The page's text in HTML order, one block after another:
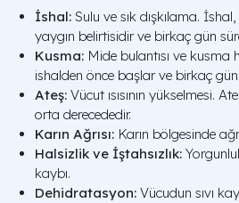
İshal: Sulu ve sık dışkılama.
yaygın belirtisidir ve birkaç gün
Kusma: Mide bulantısı ve kusma
ishalden önce başlar ve birkaç gün
Ateş: Vücut ısısının yükselmesi.
orta derecededir.
Karın Ağrısı: Karın bölgesinde
Halsizlik ve İştahsızlık:
kaybı.
Dehidratasyon: Vücudun sıvı